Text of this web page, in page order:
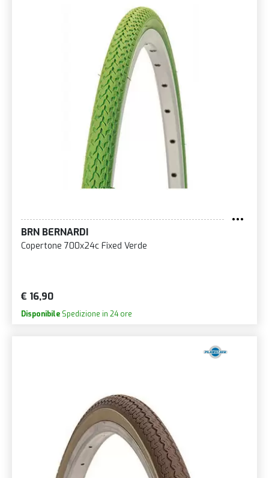
BRN BERNARDI
Copertone 700x24c Fixed Verde
€ 16,90
Disponibile Spedizione in 24 ore